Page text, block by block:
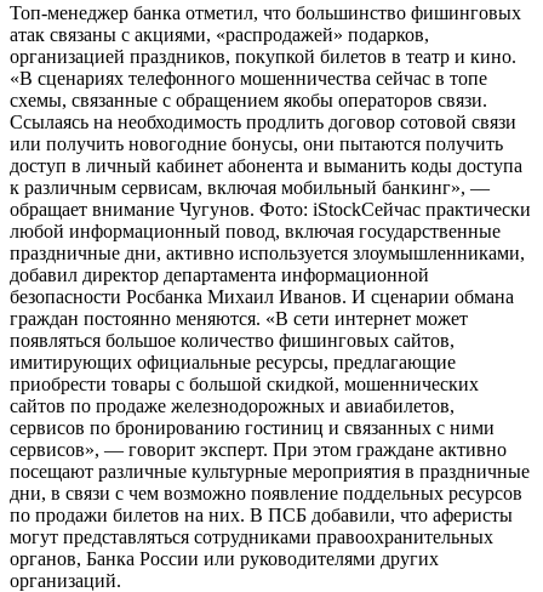
Топ-менеджер банка отметил, что большинство фишинговых
атак связаны с акциями, «распродажей» подарков,
организацией праздников, покупкой билетов в театр и кино.
«В сценариях телефонного мошенничества сейчас в топе
схемы, связанные с обращением якобы операторов связи.
Ссылаясь на необходимость продлить договор сотовой связи
или получить новогодние бонусы, они пытаются получить
доступ в личный кабинет абонента и выманить коды доступа
к различным сервисам, включая мобильный банкинг», —
обращает внимание Чугунов. Фото: iStockСейчас практически
любой информационный повод, включая государственные
праздничные дни, активно используется злоумышленниками,
добавил директор департамента информационной
безопасности Росбанка Михаил Иванов. И сценарии обмана
граждан постоянно меняются. «В сети интернет может
появляться большое количество фишинговых сайтов,
имитирующих официальные ресурсы, предлагающие
приобрести товары с большой скидкой, мошеннических
сайтов по продаже железнодорожных и авиабилетов,
сервисов по бронированию гостиниц и связанных с ними
сервисов», — говорит эксперт. При этом граждане активно
посещают различные культурные мероприятия в праздничные
дни, в связи с чем возможно появление поддельных ресурсов
по продажи билетов на них. В ПСБ добавили, что аферисты
могут представляться сотрудниками правоохранительных
органов, Банка России или руководителями других
организаций.